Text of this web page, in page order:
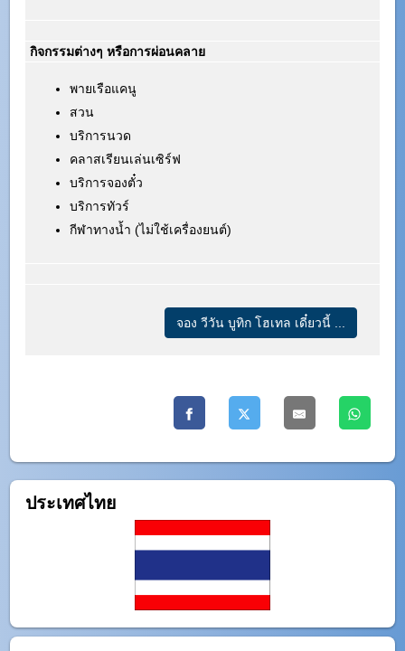
กิจกรรมต่างๆ หรือการผ่อนคลาย
พายเรือแคนู
สวน
บริการนวด
คลาสเรียนเล่นเซิร์ฟ
บริการจองตั๋ว
บริการทัวร์
กีฬาทางน้ำ (ไม่ใช้เครื่องยนต์)
จอง วีวัน บูทิก โฮเทล เดี๋ยวนี้ ...
ประเทศไทย